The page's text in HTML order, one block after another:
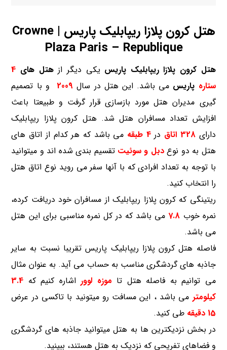
هتل کرون پلازا ریپابلیک پاریس | Crowne
Plaza Paris – Republique
هتل کرون پلازا ریپابلیک پاریس یکی دیگر ازهتل های 4
ستاره پاریس می باشد. این هتل در سال 2009
و با تصمیم
گیری مدیران هتل مورد بازسازی قرار گرفت و طبیعتا باعث
افزایش تعداد مسافران هتل شد. هتل کرون پلازا ریپابلیک
دارای328 اتاق در4 طبقه
می باشد که هر کدام از اتاق های
هتل به دو نوعدبل و سوئیتتقسیم بندی شده اند و میتوانید
با توجه به تعداد افرادی که با آنها سفر می روید نوع اتاق هتل
را انتخاب کنید.
ریتینگی که کرون پلازا ریپابلیک از مسافران خود دریافت کرده،
نمره خوب 7.8می باشد که در کل نمره مناسبی برای این هتل
می باشد.
فاصله هتل کرون پلازا ریپابلیک پاریس تقریبا نسبت به سایر
جاذبه های گردشگری مناسب به حساب می آید. به عنوان مثال
می توانیم به فاصله هتل تا موزه لوور اشاره کنیم که 3.4
کیلومتر می باشد ، این مسافت رو میتونید با تاکسی در عرض
15 دقیقه
طی کنید.
در بخش نزدیکترین ها به هتل میتوانید جاذبه های گردشگری
و فضاهای تفریحی که نزدیک به هتل هستند، ببینید.